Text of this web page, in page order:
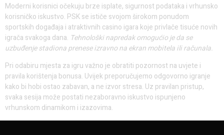
Moderni korisnici očekuju brze isplate, sigurnost podataka i vrhunsko
korisničko iskustvo. PSK se ističe svojom širokom ponudom
sportskih događaja i atraktivnih casino igara koje privlače tisuće novih
igrača svakoga dana. Tehnološki napredak omogućio je da se
uzbuđenje stadiona prenese izravno na ekran mobitela ili računala.
Pri odabiru mjesta za igru važno je obratiti pozornost na uvjete i
pravila korištenja bonusa. Uvijek preporučujemo odgovorno igranje
kako bi hobi ostao zabavan, a ne izvor stresa. Uz pravilan pristup,
svaka sesija može postati nezaboravno iskustvo ispunjeno
vrhunskom dinamikom i izazovima.